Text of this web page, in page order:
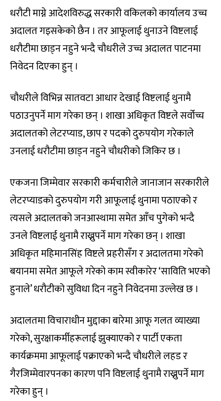
धरौटी माग्ने आदेशविरुद्ध सरकारी वकिलको कार्यालय उच्च
अदालत गइसकेको छैन । तर आफूलाई थुनाउने विष्टलाई
धरौटीमा छाड्न नहुने भन्दै चौधरीले उच्च अदालत पाटनमा
निवेदन दिएका हुन् ।
चौधरीले विभिन्न सातवटा आधार देखाई विष्टलाई थुनामै
पठाउनुपर्ने माग गरेका छन् । शाखा अधिकृत विष्टले सर्वोच्च
अदालतको लेटरप्याड, छाप र पदको दुरुपयोग गरेकाले
उनलाई धरौटीमा छाड्न नहुने चौधरीको जिकिर छ ।
एकजना जिम्मेवार सरकारी कर्मचारीले जानाजान सरकारीले
लेटरप्याडको दुरुपयोग गरी आफूलाई थुनामा पठाएको र
त्यसले अदालतको जनआस्थामा समेत आँच पुगेको भन्दै
उनले विष्टलाई थुनामै राख्नुपर्ने माग गरेका छन् । शाखा
अधिकृत महिमानसिंह विष्टले प्रहरीसँग र अदालतमा गरेको
बयानमा समेत आफूले गरेको काम स्वीकारेर ‘साविति भएको
हुनाले’ धरौटीको सुविधा दिन नहुने निवेदनमा उल्लेख छ ।
अदालतमा विचाराधीन मुद्दाका बारेमा आफू गलत व्याख्या
गरेको, सुरक्षाकर्मीहरूलाई झुक्याएको र पार्टी एकता
कार्यक्रममा आफूलाई पक्राएको भन्दै चौधरीले लहड र
गैरजिम्मेवारपनका कारण पनि विष्टलाई थुनामै राख्नुपर्ने माग
गरेका हुन् ।